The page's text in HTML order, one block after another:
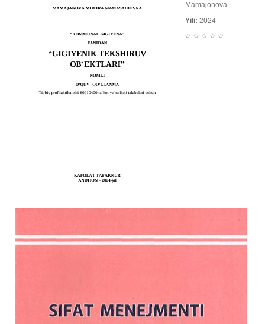
Mamajonova
Yili: 2024
☆
☆
☆
☆
☆